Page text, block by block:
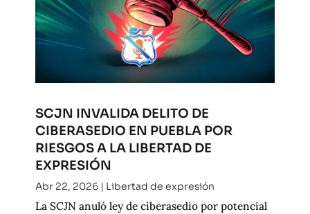
SCJN INVALIDA DELITO DE
CIBERASEDIO EN PUEBLA POR
RIESGOS A LA LIBERTAD DE
EXPRESIÓN
Abr 22, 2026| Libertad de expresión
La SCJN anuló ley de ciberasedio por potencial